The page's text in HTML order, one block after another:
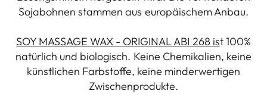
Sojabohnen stammen aus europäischem Anbau.
SOY MASSAGE WAX - ORIGINAL ABI 268 ist 100%
natürlich und biologisch. Keine Chemikalien, keine
künstlichen Farbstoffe, keine minderwertigen
Zwischenprodukte.